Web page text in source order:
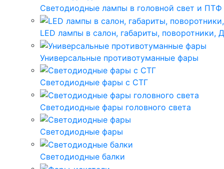
Светодиодные лампы в головной свет и ПТФ
LED лампы в салон, габариты, поворотники,
Универсальные противотуманные фары
Светодиодные фары с СТГ
Светодиодные фары головного света
Светодиодные фары
Светодиодные балки